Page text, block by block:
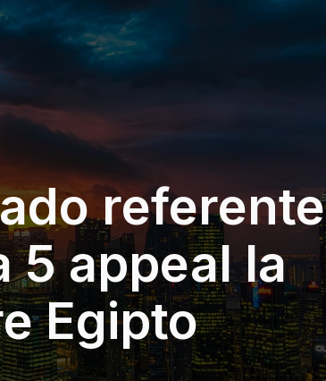
referente
5 appeal la
Egipto